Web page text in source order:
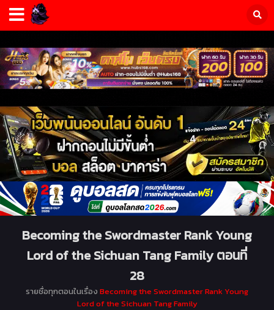
Becoming the Swordmaster Rank Young
Lord of the Sichuan Tang Family ตอนที่
28
รายชื่อทุกตอนในเรื่อง Becoming the Swordmaster Rank Young
Lord of the Sichuan Tang Family